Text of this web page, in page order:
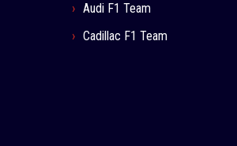
Audi F1 Team
Cadillac F1 Team